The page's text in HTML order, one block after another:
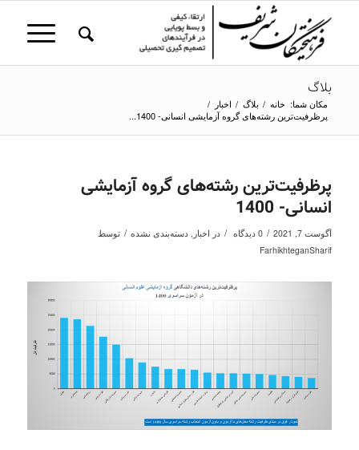
بلاگ
مکان شما: خانه / بلاگ / اخبار /
پرظرفیت‌ترین رشته‌های گروه آزمایشی انسانی- 1400...
پرظرفیت‌ترین رشته‌های گروه آزمایشی
انسانی- 1400
آگوست 7, 2021 / 0 دیدگاه / در اخبار , دسته‌بندی نشده / توسط
FarhikhteganSharif